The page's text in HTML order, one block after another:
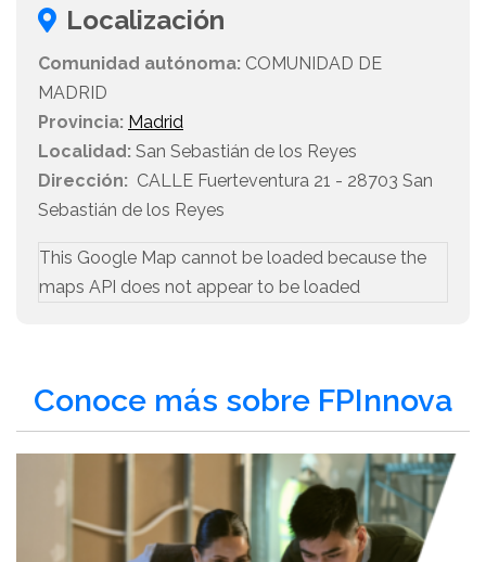
Localización
Comunidad autónoma: COMUNIDAD DE
MADRID
Provincia: Madrid
Localidad: San Sebastián de los Reyes
Dirección: CALLE Fuerteventura 21 - 28703 San
Sebastián de los Reyes
This Google Map cannot be loaded because the
maps API does not appear to be loaded
Conoce más sobre FPInnova